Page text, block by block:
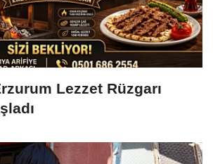
Lezzet Rüzgarı